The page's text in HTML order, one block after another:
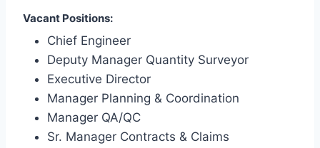
Vacant Positions:
Chief Engineer
Deputy Manager Quantity Surveyor
Executive Director
Manager Planning & Coordination
Manager QA/QC
Sr. Manager Contracts & Claims